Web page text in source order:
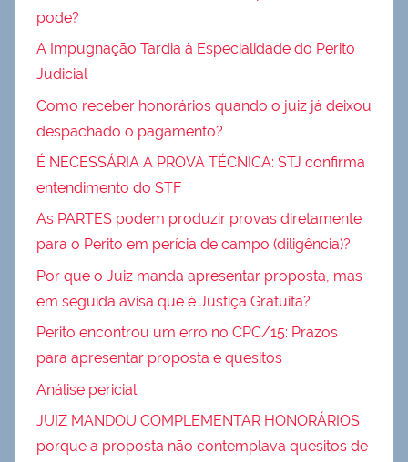
pode?
A Impugnação Tardia à Especialidade do Perito
Judicial
Como receber honorários quando o juiz já deixou
despachado o pagamento?
É NECESSÁRIA A PROVA TÉCNICA: STJ confirma
entendimento do STF
As PARTES podem produzir provas diretamente
para o Perito em perícia de campo (diligência)?
Por que o Juiz manda apresentar proposta, mas
em seguida avisa que é Justiça Gratuita?
Perito encontrou um erro no CPC/15: Prazos
para apresentar proposta e quesitos
Análise pericial
JUIZ MANDOU COMPLEMENTAR HONORÁRIOS
porque a proposta não contemplava quesitos de